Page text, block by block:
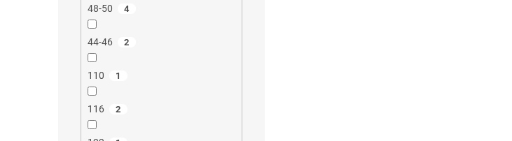
48-50 4
44-46 2
110 1
116 2